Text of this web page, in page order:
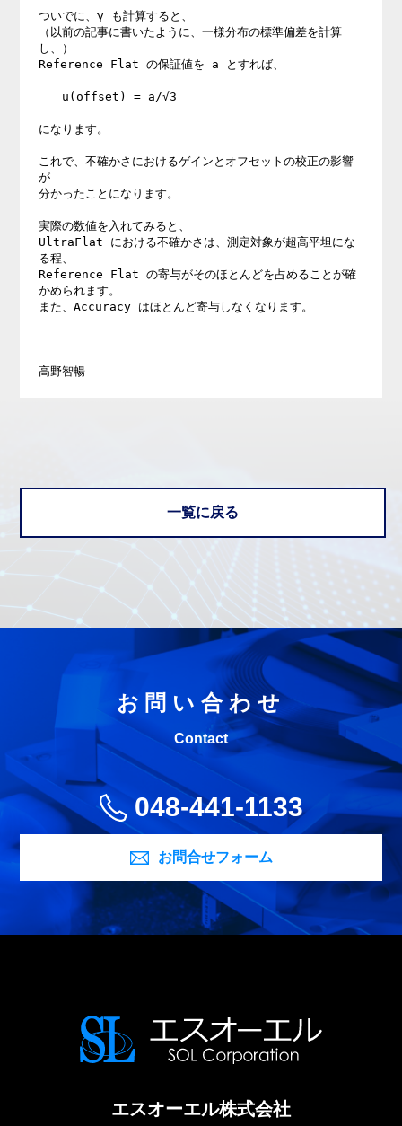
ついでに、γ も計算すると、
（以前の記事に書いたように、一様分布の標準偏差を計算
し、）
Reference Flat の保証値を a とすれば、
u(offset) = a/√3
になります。
これで、不確かさにおけるゲインとオフセットの校正の影響
が
分かったことになります。
実際の数値を入れてみると、
UltraFlat における不確かさは、測定対象が超高平坦にな
る程、
Reference Flat の寄与がそのほとんどを占めることが確
かめられます。
また、Accuracy はほとんど寄与しなくなります。
--
高野智暢
一覧に戻る
お問い合わせ
Contact
048-441-1133
お問合せフォーム
エスオーエル株式会社